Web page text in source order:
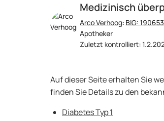
Medizinisch
Arco Verhoog: BIG:
Apotheker
Zuletzt kontrolliert:
Auf dieser Seite erhalten Sie
finden Sie Details zu den
Diabetes Typ 1